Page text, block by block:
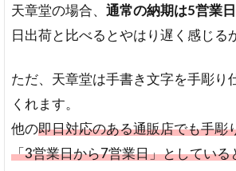
天章堂の場合、 通常の納期は5営業日
日出荷と比べるとやはり遅く感じる
ただ、天章堂は手書き文字を手彫り
くれます。
他の即日対応のある通販店でも手彫
「3営業日から7営業日」としている